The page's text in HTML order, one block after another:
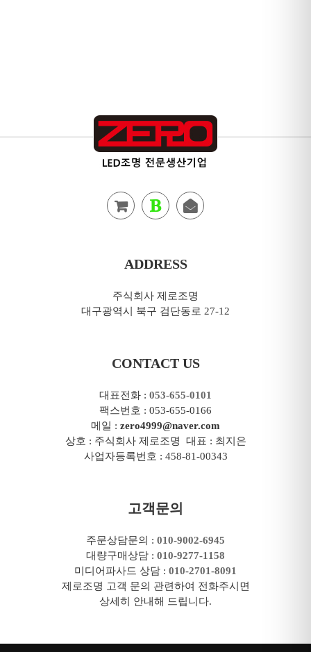
ADDRESS
주식회사 제로조명
대구광역시 북구 검단동로 27-12
CONTACT US
대표전화 : 053-655-0101
팩스번호 : 053-655-0166
메일 : zero4999@naver.com
상호 : 주식회사 제로조명 대표 : 최지은
사업자등록번호 : 458-81-00343
고객문의
주문상담문의 : 010-9002-6945
대량구매상담 : 010-9277-1158
미디어파사드 상담 : 010-2701-8091
제로조명 고객 문의 관련하여 전화주시면
상세히 안내해 드립니다.